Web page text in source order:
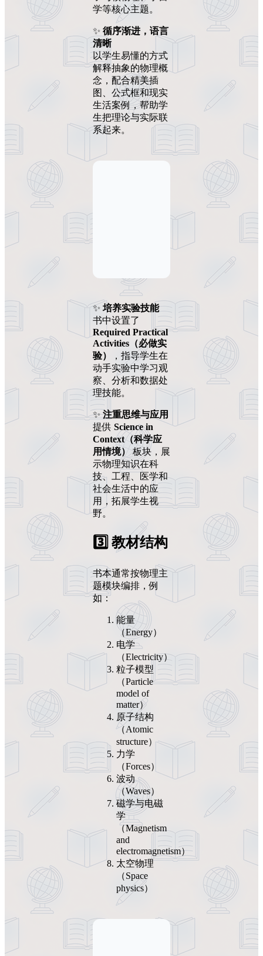
学等核心主题。
✨ 循序渐进，语言
清晰
以学生易懂的方式
解释抽象的物理概
念，配合精美插
图、公式框和现实
生活案例，帮助学
生把理论与实际联
系起来。
✨ 培养实验技能
书中设置了
Required Practical
Activities（必做实
验）
，指导学生在
动手实验中学习观
察、分析和数据处
理技能。
✨注重思维与应用
提供 Science in
Context（科学应
用情境）
板块，展
示物理知识在科
技、工程、医学和
社会生活中的应
用，拓展学生视
野。
3️⃣ 教材结构
书本通常按物理主
题模块编排，例
如：
能量
（Energy）
电学
（Electricity）
粒子模型
（Particle
model of
matter）
原子结构
（Atomic
structure）
力学
（Forces）
波动
（Waves）
磁学与电磁
学
（Magnetism
and
electromagnetism）
太空物理
（Space
physics）